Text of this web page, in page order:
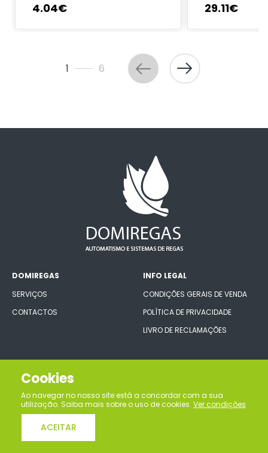
4.04€ 29.11€
1 6
DOMIREGAS
SERVIÇOS
CONTACTOS
INFO LEGAL
CONDIÇÕES GERAIS DE VENDA
POLÍTICA DE PRIVACIDADE
LIVRO DE RECLAMAÇÕES
CONECTE-SE CONNOSCO
Domiregas, lda © Todos os direitos reservados | Desenvolvido por
Cookies
Ao navegar no nosso site está a concordar com a sua
utilização. Saiba mais sobre o uso de cookies. Ver condições
ACEITAR